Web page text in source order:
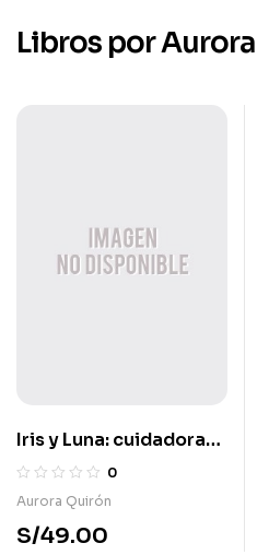
Libros por
Iris y Luna: cuidadoras
de cachorritos
mágicos 1 – ¡Un cole
0
Aurora Quirón
S/49.00